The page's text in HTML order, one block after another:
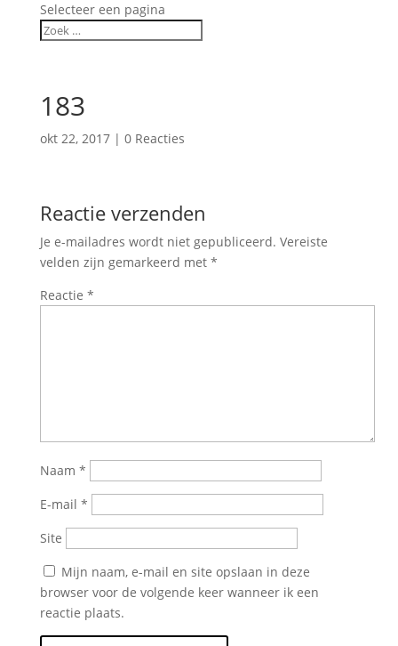
Selecteer een pagina
183
okt 22, 2017| 0 Reacties
Reactie verzenden
Je e-mailadres wordt niet gepubliceerd. Vereiste
velden zijn gemarkeerd met *
Reactie *
Naam *
E-mail *
Site
Mijn naam, e-mail en site opslaan in deze
browser voor de volgende keer wanneer ik een
reactie plaats.